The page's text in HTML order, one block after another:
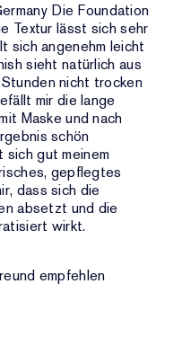
Die Foundation
Textur lässt sich sehr
sich angenehm leicht
sieht natürlich aus
nicht trocken
mir die lange
Maske und nach
schön
sich gut meinem
gepflegtes
dass sich die
absetzt und die
wirkt.
empfehlen